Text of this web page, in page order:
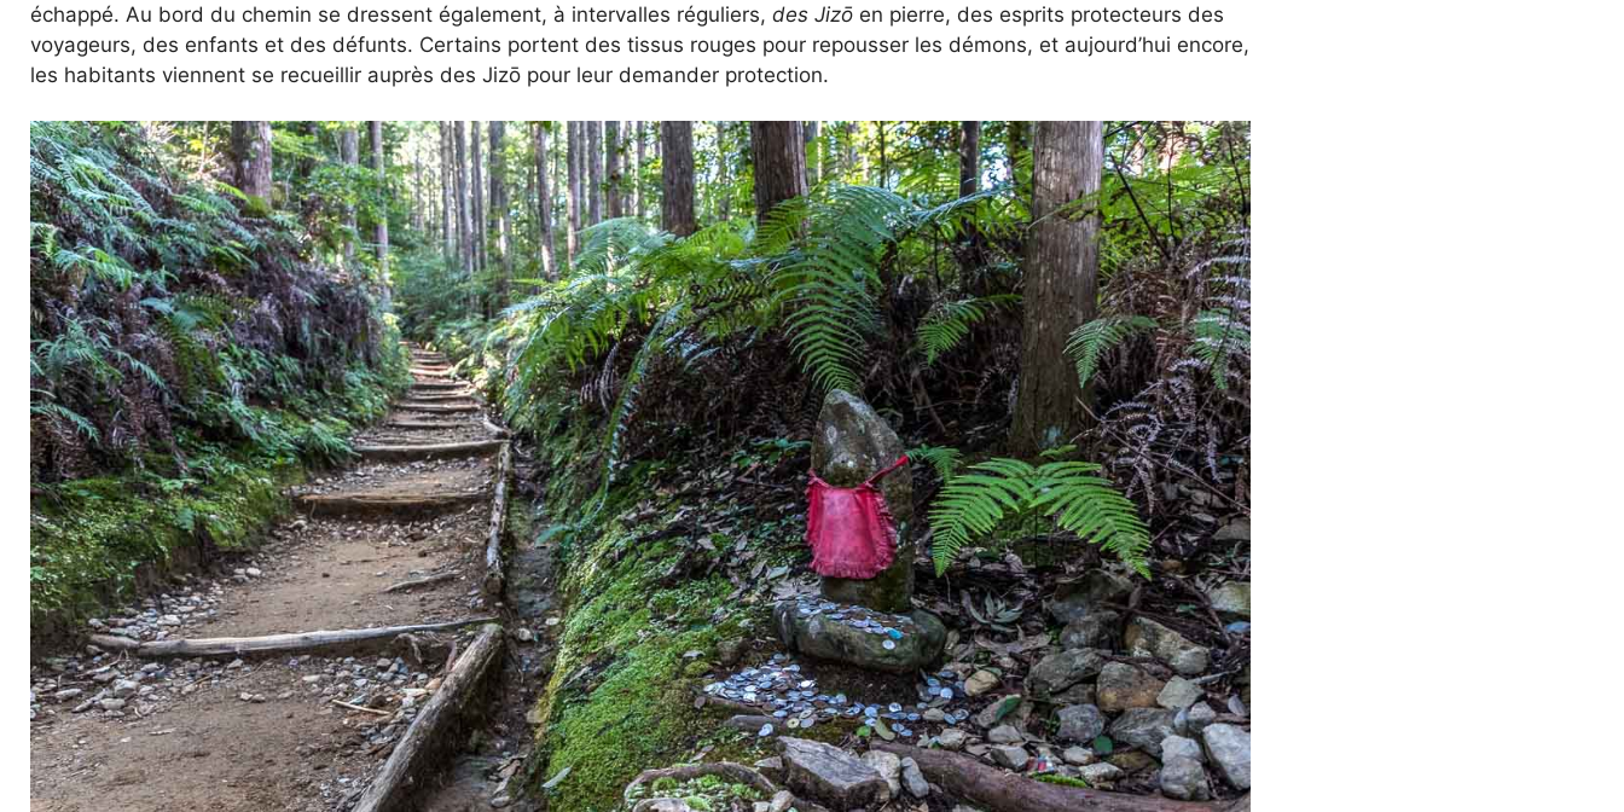
échappé. Au bord du chemin se dressent également, à intervalles réguliers, des Jizō en pierre, des esprits protecteurs des
voyageurs, des enfants et des défunts. Certains portent des tissus rouges pour repousser les démons, et aujourd’hui encore,
les habitants viennent se recueillir auprès des Jizō pour leur demander protection.